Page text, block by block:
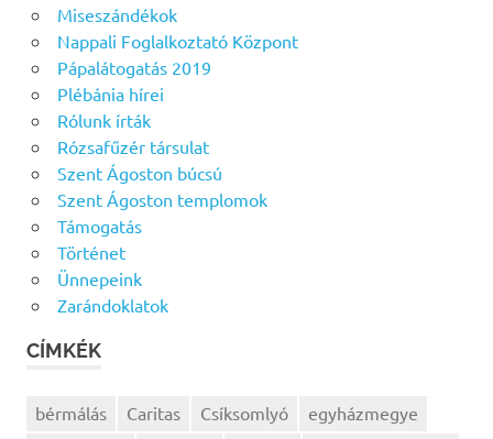
Miseszándékok
Nappali Foglalkoztató Központ
Pápalátogatás 2019
Plébánia hírei
Rólunk írták
Rózsafűzér társulat
Szent Ágoston búcsú
Szent Ágoston templomok
Támogatás
Történet
Ünnepeink
Zarándoklatok
CÍMKÉK
bérmálás Caritas Csíksomlyó egyházmegye